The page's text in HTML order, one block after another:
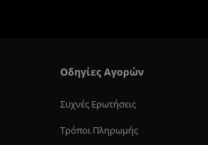
Οδηγίες Αγορών
Συχνές Ερωτήσεις
Τρόποι Πληρωμής